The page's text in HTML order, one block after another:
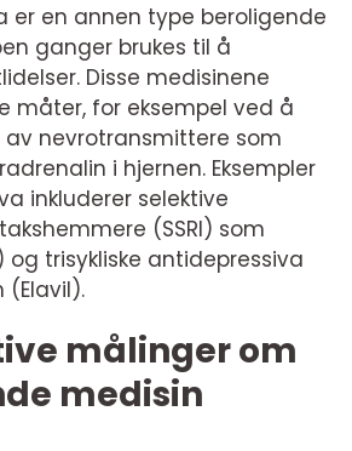
er en annen type beroligende
ganger brukes til å
Disse medisinene
måter, for eksempel ved å
av nevrotransmittere som
i hjernen. Eksempler
inkluderer selektive
(SSRI) som
trisykliske antidepressiva
målinger om
medisin